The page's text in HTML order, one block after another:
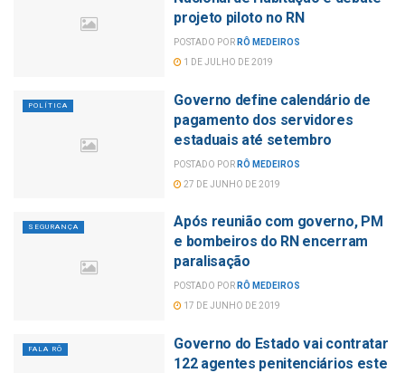
projeto piloto no RN
POSTADO POR RÔ MEDEIROS
1 DE JULHO DE 2019
POLÍTICA
Governo define calendário de
pagamento dos servidores
estaduais até setembro
POSTADO POR RÔ MEDEIROS
27 DE JUNHO DE 2019
SEGURANÇA
Após reunião com governo, PM
e bombeiros do RN encerram
paralisação
POSTADO POR RÔ MEDEIROS
17 DE JUNHO DE 2019
FALA RÔ
Governo do Estado vai contratar
122 agentes penitenciários este